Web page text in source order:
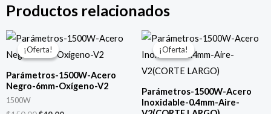
Productos relacionados
¡Oferta!
¡Oferta!
Parámetros-1500W-Acero
Negro-6mm-Oxígeno-V2
1500W
El
precio
original
$150.00.
El
precio
actual
$49.00.
¡Oferta!
¡Oferta!
Parámetros-1500W-Acero
Inoxidable-0.4mm-Aire-
El
precio
original
era:
$150.00.
El
precio
actual
es:
$49.00.